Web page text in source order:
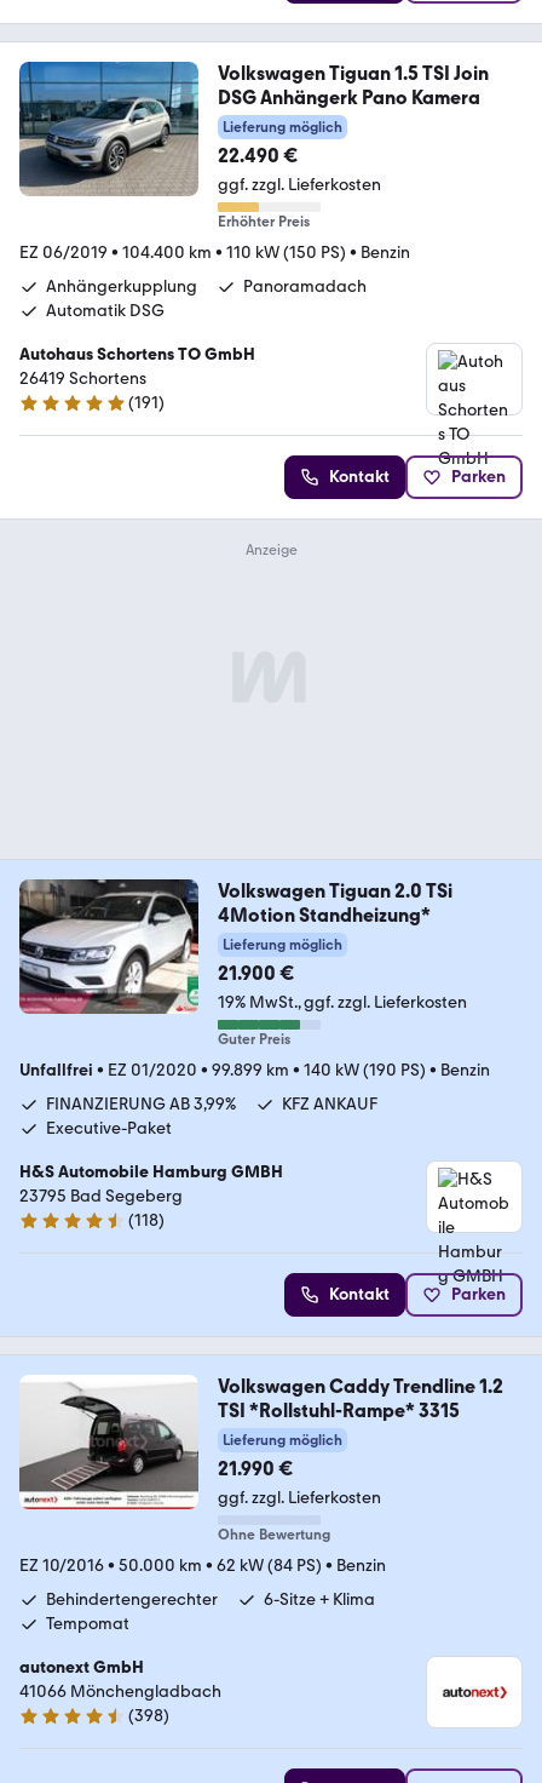
Volkswagen Tiguan 1.5 TSI Join
DSG Anhängerk Pano Kamera
Lieferung möglich
22.490 €
ggf. zzgl. Lieferkosten
Erhöhter Preis
EZ 06/2019 • 104.400 km • 110 kW (150 PS) • Benzin
Anhängerkupplung
Panoramadach
Automatik DSG
Autohaus Schortens TO GmbH
26419 Schortens
5 Sterne
(191)
Kontakt Parken
Volkswagen Tiguan 2.0 TSi
4Motion Standheizung*
Lieferung möglich
21.900 €
19% MwSt. ggf. zzgl. Lieferkosten
Guter Preis
Unfallfrei • EZ 01/2020 • 99.899 km • 140 kW (190 PS) • Benzin
FINANZIERUNG AB 3,99%
KFZ ANKAUF
Executive-Paket
H&S Automobile Hamburg GMBH
23795 Bad Segeberg
4.6 Sterne
(118)
Kontakt Parken
Volkswagen Caddy Trendline 1.2
TSI *Rollstuhl-Rampe* 3315
Lieferung möglich
21.990 €
ggf. zzgl. Lieferkosten
Ohne Bewertung
EZ 10/2016• 50.000 km • 62 kW (84 PS) • Benzin
Behindertengerechter
6-Sitze + Klima
Tempomat
autonext GmbH
41066 Mönchengladbach
4.7 Sterne
(398)